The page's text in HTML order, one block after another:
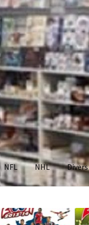
NFL NHL Divers